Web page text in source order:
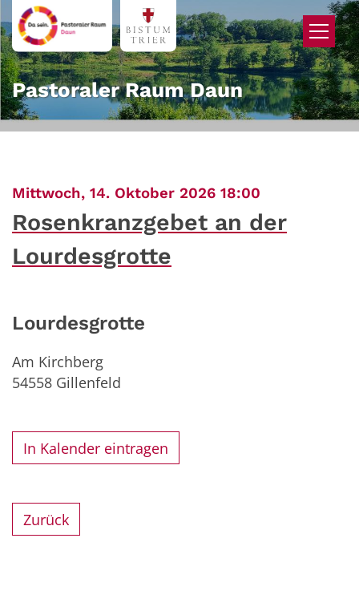
Zum Inhalt springen
Pastoraler Raum Daun
Mittwoch, 14. Oktober 2026 18:00
Rosenkranzgebet an der
Lourdesgrotte
Lourdesgrotte
Am Kirchberg
54558 Gillenfeld
In Kalender eintragen
Zurück